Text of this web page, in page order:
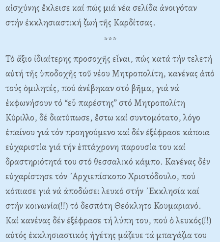
αἰσχύνης ἔκλεισε καί πώς μιά νέα σελίδα ἀνοιγόταν
στήν ἐκκλησιαστική ζωή τῆς Καρδίτσας.
***
Τό ἄξιο ἰδιαίτερης προσοχῆς εἶναι, πώς κατά τήν τελετή
αὐτή τῆς ὑποδοχῆς τοῦ νέου Μητροπολίτη, κανένας ἀπό
τούς ὁμιλητές, πού ἀνέβηκαν στό βῆμα, γιά νά
ἐκφωνήσουν τό “εὖ παρέστης” στό Μητροπολίτη
Κύριλλο, δέ διατύπωσε, ἔστω καί συντομότατο, λόγο
ἐπαίνου γιά τόν προηγούμενο καί δέν ἐξέφρασε κάποια
εὐχαριστία γιά τήν ἑπτάχρονη παρουσία του καί
δραστηριότητά του στό θεσσαλικό κάμπο. Κανένας δέν
εὐχαρίστησε τόν ᾿Αρχιεπίσκοπο Χριστόδουλο, πού
κόπιασε γιά νά ἀποδώσει λευκό στήν ᾿Εκκλησία καί
στήν κοινωνία(!!) τό δεσπότη Θεόκλητο Κουμαριανό.
Καί κανένας δέν ἐξέφρασε τή λύπη του, πού ὁ λευκός(!!)
αὐτός ἐκκλησιαστικός ἡγέτης μάζευε τά μπαγάζια του